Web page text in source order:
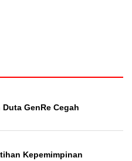
GenRe Cegah
Kepemimpinan